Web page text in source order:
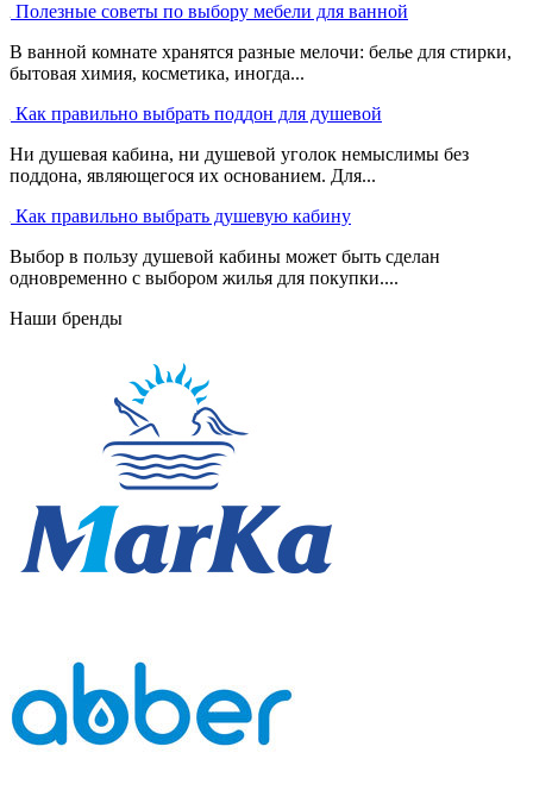
Полезные советы по выбору мебели для ванной
В ванной комнате хранятся разные мелочи: белье для стирки,
бытовая химия, косметика, иногда...
Как правильно выбрать поддон для душевой
Ни душевая кабина, ни душевой уголок немыслимы без
поддона, являющегося их основанием. Для...
Как правильно выбрать душевую кабину
Выбор в пользу душевой кабины может быть сделан
одновременно с выбором жилья для покупки....
Наши бренды